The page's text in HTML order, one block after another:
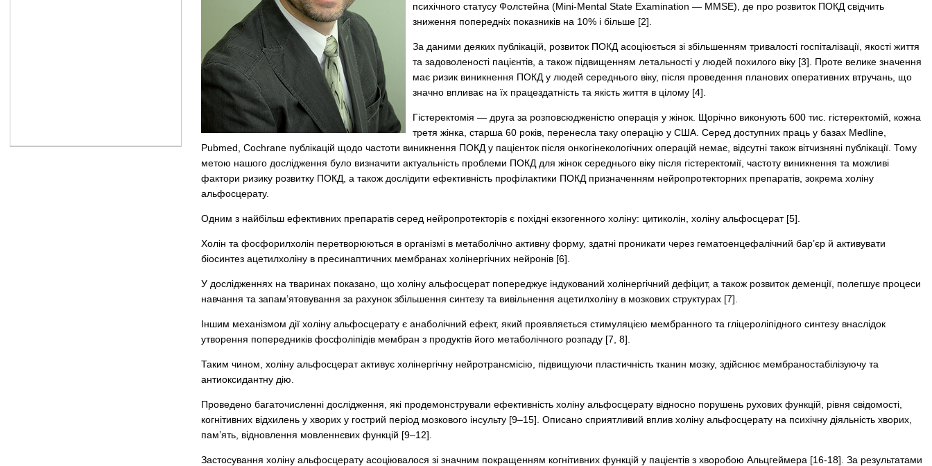
психічного статусу Фолстейна (Mini-Mental State Examination — MMSE), де про розвиток ПОКД свідчить
зниження попередніх показників на 10% і більше [2].
За даними деяких публікацій, розвиток ПОКД асоціюється зі збільшенням тривалості госпіталізації, якості життя
та задоволеності пацієнтів, а також підвищенням летальності у людей похилого віку [3]. Проте велике значення
має ризик виникнення ПОКД у людей середнього віку, після проведення планових оперативних втручань, що
значно впливає на їх працездатність та якість життя в цілому [4].
Гістеректомія — друга за розповсю­дженістю операція у жінок. Щорічно виконують 600 тис. гістеректомій, кожна
третя жінка, старша 60 років, перенесла таку операцію у США. Серед доступних праць у базах Medline,
Pubmed, Cochrane публікацій щодо частоти виникнення ПОКД у пацієнток після онкогінекологічних операцій немає, відсутні також вітчизняні публікації. Тому
метою нашого дослідження було визначити актуальність проблеми ПОКД для жінок середнього віку після гістеректомії, частоту виникнення та можливі
фактори ризику розвитку ПОКД, а також дослідити ефективність профілактики ПОКД призначенням нейропротекторних препаратів, зокрема холіну
альфосцерату.
Одним з найбільш ефективних препаратів серед нейропротекторів є похідні екзогенного холіну: цитиколін, холіну альфосцерат [5].
Холін та фосфорилхолін перетворюються в організмі в метаболічно активну форму, здатні проникати через гематоенцефалічний бар’єр й активувати
біосинтез ацетилхоліну в пресинаптичних мембранах холінергічних нейронів [6].
У дослідженнях на тваринах показано, що холіну альфосцерат попереджує індукований холінергічний дефіцит, а також розвиток деменції, полегшує процеси
навчання та запам’ятовування за рахунок збільшення синтезу та вивільнення ацетилхоліну в мозкових структурах [7].
Іншим механізмом дії холіну альфосцерату є анаболічний ефект, який проявляється стимуляцією мембранного та гліцероліпідного синтезу внаслідок
утворення попередників фосфоліпідів мембран з продуктів його метаболічного розпаду [7, 8].
Таким чином, холіну альфосцерат активує холінергічну нейротрансмісію, підвищуючи пластичність тканин мозку, здійснює мембраностабілізуючу та
антиоксидантну дію.
Проведено багаточисленні дослідження, які продемонстрували ефективність холіну альфосцерату відносно порушень рухових функцій, рівня свідомості,
когнітивних відхилень у хворих у гострий період мозкового інсульту [9–15]. Описано сприятливий вплив холіну альфосцерату на психічну діяльність хворих,
пам’ять, відновлення мовленнєвих функцій [9–12].
Застосування холіну альфосцерату асоціювалося зі значним покращенням когнітивних функцій у пацієнтів з хворобою Альцгеймера [16-18]. За результатами